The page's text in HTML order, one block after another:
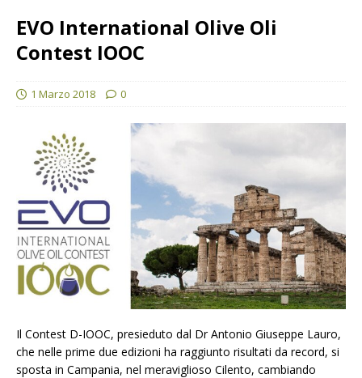
EVO International Olive Oli
Contest IOOC
1 Marzo 2018 0
Il Contest D-IOOC, presieduto dal Dr Antonio Giuseppe Lauro,
che nelle prime due edizioni ha raggiunto risultati da record, si
sposta in Campania, nel meraviglioso Cilento, cambiando